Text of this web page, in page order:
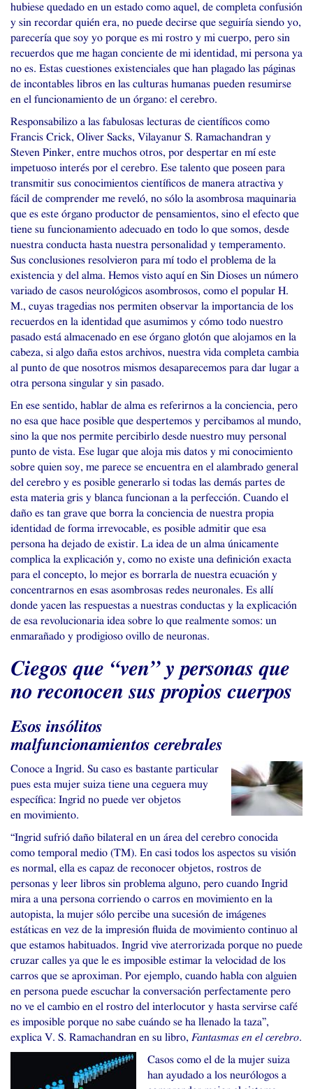
hubiese quedado en un estado como aquel, de completa confusión
y sin recordar quién era, no puede decirse que seguiría siendo yo,
parecería que soy yo porque es mi rostro y mi cuerpo, pero sin
recuerdos que me hagan conciente de mi identidad, mi persona ya
no es. Estas cuestiones existenciales que han plagado las páginas
de incontables libros en las culturas humanas pueden resumirse
en el funcionamiento de un órgano: el cerebro.
Responsabilizo a las fabulosas lecturas de científicos como
Francis Crick, Oliver Sacks, Vilayanur S. Ramachandran y
Steven Pinker, entre muchos otros, por despertar en mí este
impetuoso interés por el cerebro. Ese talento que poseen para
transmitir sus conocimientos científicos de manera atractiva y
fácil de comprender me reveló, no sólo la asombrosa maquinaria
que es este órgano productor de pensamientos, sino el efecto que
tiene su funcionamiento adecuado en todo lo que somos, desde
nuestra conducta hasta nuestra personalidad y temperamento.
Sus conclusiones resolvieron para mí todo el problema de la
existencia y del alma. Hemos visto aquí en Sin Dioses un número
variado de casos neurológicos asombrosos, como el popular H.
M., cuyas tragedias nos permiten observar la importancia de los
recuerdos en la identidad que asumimos y cómo todo nuestro
pasado está almacenado en ese órgano glotón que alojamos en la
cabeza, si algo daña estos archivos, nuestra vida completa cambia
al punto de que nosotros mismos desaparecemos para dar lugar a
otra persona singular y sin pasado.
En ese sentido, hablar de alma es referirnos a la conciencia, pero
no esa que hace posible que despertemos y percibamos al mundo,
sino la que nos permite percibirlo desde nuestro muy personal
punto de vista. Ese lugar que aloja mis datos y mi conocimiento
sobre quien soy, me parece se encuentra en el alambrado general
del cerebro y es posible generarlo si todas las demás partes de
esta materia gris y blanca funcionan a la perfección. Cuando el
daño es tan grave que borra la conciencia de nuestra propia
identidad de forma irrevocable, es posible admitir que esa
persona ha dejado de existir. La idea de un alma únicamente
complica la explicación y, como no existe una definición exacta
para el concepto, lo mejor es borrarla de nuestra ecuación y
concentrarnos en esas asombrosas redes neuronales. Es allí
donde yacen las respuestas a nuestras conductas y la explicación
de esa revolucionaria idea sobre lo que realmente somos: un
enmarañado y prodigioso ovillo de neuronas.
Ciegos que “ven” y personas que
no reconocen sus propios cuerpos
Esos insólitos
malfuncionamientos cerebrales
Conoce a Ingrid. Su caso es bastante particular
pues esta mujer suiza tiene una ceguera muy
específica: Ingrid no puede ver objetos
en movimiento.
“Ingrid sufrió daño bilateral en un área del cerebro conocida
como temporal medio (TM). En casi todos los aspectos su visión
es normal, ella es capaz de reconocer objetos, rostros de
personas y leer libros sin problema alguno, pero cuando Ingrid
mira a una persona corriendo o carros en movimiento en la
autopista, la mujer sólo percibe una sucesión de imágenes
estáticas en vez de la impresión fluida de movimiento continuo al
que estamos habituados. Ingrid vive aterrorizada porque no puede
cruzar calles ya que le es imposible estimar la velocidad de los
carros que se aproximan. Por ejemplo, cuando habla con alguien
en persona puede escuchar la conversación perfectamente pero
no ve el cambio en el rostro del interlocutor y hasta servirse café
es imposible porque no sabe cuándo se ha llenado la taza”,
explica V. S. Ramachandran en su libro, Fantasmas en el cerebro.
Casos como el de la mujer suiza
han ayudado a los neurólogos a